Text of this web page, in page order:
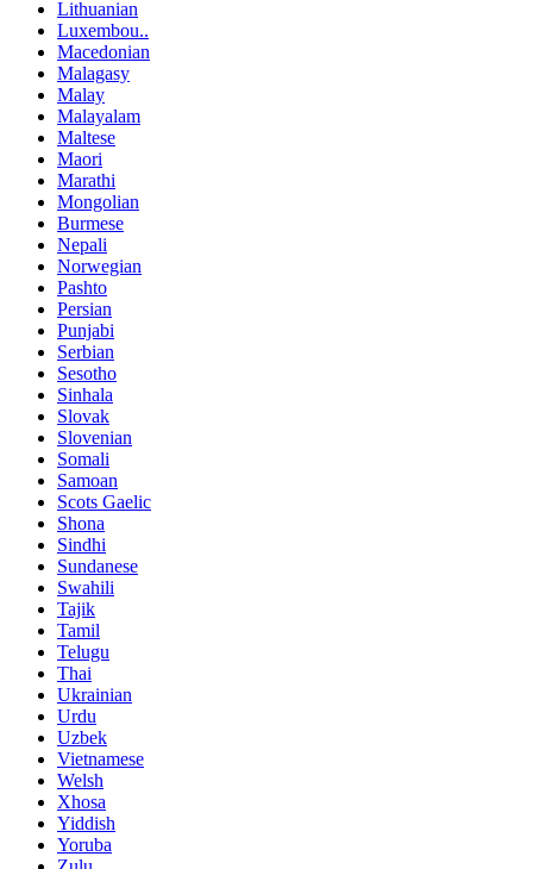
Lithuanian
Luxembou..
Macedonian
Malagasy
Malay
Malayalam
Maltese
Maori
Marathi
Mongolian
Burmese
Nepali
Norwegian
Pashto
Persian
Punjabi
Serbian
Sesotho
Sinhala
Slovak
Slovenian
Somali
Samoan
Scots Gaelic
Shona
Sindhi
Sundanese
Swahili
Tajik
Tamil
Telugu
Thai
Ukrainian
Urdu
Uzbek
Vietnamese
Welsh
Xhosa
Yiddish
Yoruba